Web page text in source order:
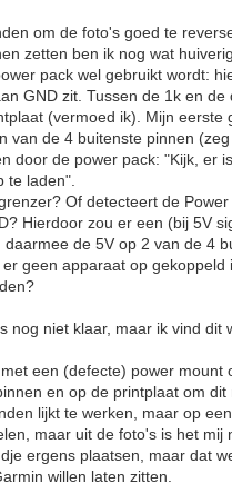
om de foto's goed te
zetten ben ik nog wat
pack wel gebruikt wordt:
GND zit. Tussen de 1k en
(vermoed ik). Mijn
van de 4 buitenste pinnen
door de power pack: "Kijk, er
te laden".
Of detecteert de
Hierdoor zou er een (bij 5V
de 5V op 2 van de 4
geen apparaat op
nog niet klaar, maar ik vind dit
een (defecte) power
en op de printplaat om
lijkt te werken, maar op
maar uit de foto's is het
ergens plaatsen, maar dat
willen laten zitten.